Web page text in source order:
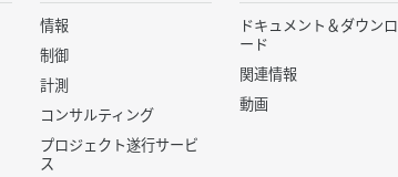
情報
制御
計測
コンサルティング
プロジェクト遂行サービ
ス
ドキュメント＆ダウンロ
ード
関連情報
動画